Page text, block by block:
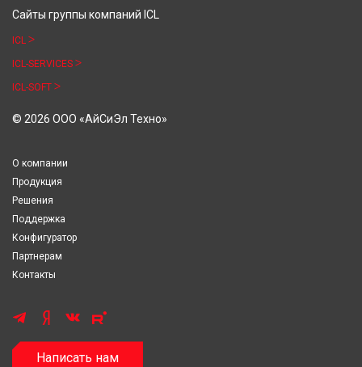
Сайты группы компаний ICL
ICL
ICL-SERVICES
ICL-SOFT
© 2026 ООО «АйСиЭл Техно»
О компании
Продукция
Решения
Поддержка
Конфигуратор
Партнерам
Контакты
Написать нам